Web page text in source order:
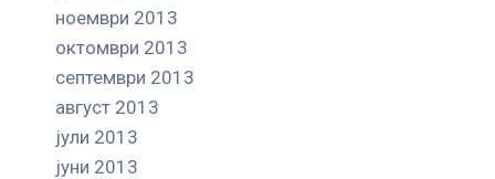
ноември 2013
октомври 2013
септември 2013
август 2013
јули 2013
јуни 2013